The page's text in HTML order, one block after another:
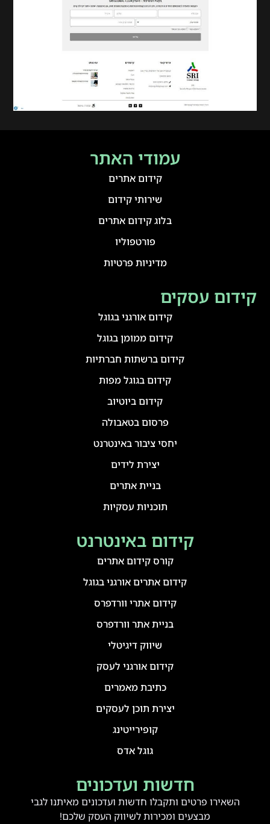
חדשות ועדכונים
השאירו פרטים ותקבלו חדשות ועדכונים מאיתנו לגבי
מבצעים ומכירות לשיווק העסק שלכם!
קידום באינטרנט
קורס קידום אתרים
קידום אתרים אורגני בגוגל
קידום אתרי וורדפרס
בניית אתר וורדפרס
שיווק דיגיטלי
קידום אורגני לעסק
כתיבת מאמרים
יצירת תוכן לעסקים
קופירייטינג
גוגל אדס
קידום עסקים
קידום אורגני בגוגל
קידום ממומן בגוגל
קידום ברשתות חברתיות
קידום בגוגל מפות
קידום ביוטיוב
פרסום בטאבולה
יחסי ציבור באינטרנט
יצירת לידים
בניית אתרים
תוכניות עסקיות
עמודי האתר
קידום אתרים
שירותי קידום
בלוג קידום אתרים
פורטפוליו
מדיניות פרטיות